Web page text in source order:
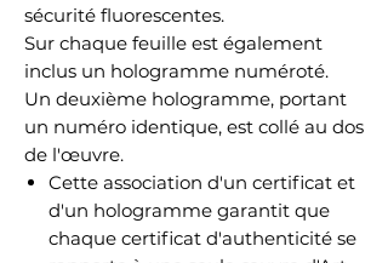
sécurité fluorescentes.
Sur chaque feuille est également
inclus un hologramme numéroté.
Un deuxième hologramme, portant
un numéro identique, est collé au dos
de l'œuvre.
Cette association d'un certificat et
d'un hologramme garantit que
chaque certificat d'authenticité se